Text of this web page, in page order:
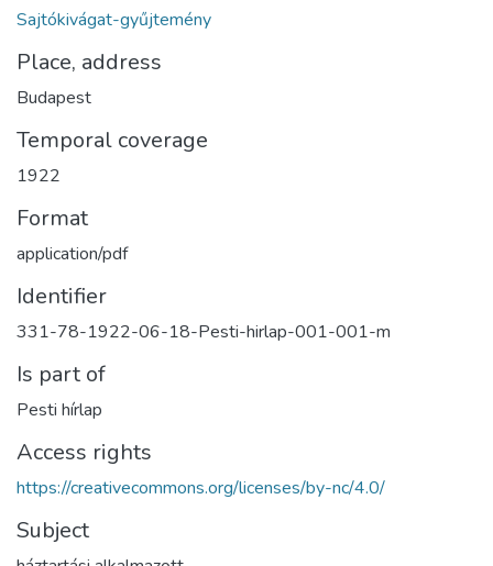
Sajtókivágat-gyűjtemény
Place, address
Budapest
Temporal coverage
1922
Format
application/pdf
Identifier
331-78-1922-06-18-Pesti-hirlap-001-001-m
Is part of
Pesti hírlap
Access rights
https://creativecommons.org/licenses/by-nc/4.0/
Subject